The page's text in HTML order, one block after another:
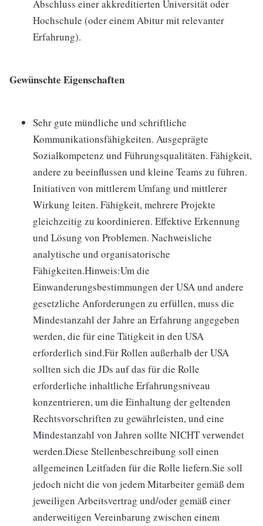
Abschluss einer akkreditierten Universität oder
Hochschule (oder einem Abitur mit relevanter
Erfahrung).
Gewünschte Eigenschaften
Sehr gute mündliche und schriftliche
Kommunikationsfähigkeiten. Ausgeprägte
Sozialkompetenz und Führungsqualitäten. Fähigkeit,
andere zu beeinflussen und kleine Teams zu führen.
Initiativen von mittlerem Umfang und mittlerer
Wirkung leiten. Fähigkeit, mehrere Projekte
gleichzeitig zu koordinieren. Effektive Erkennung
und Lösung von Problemen. Nachweisliche
analytische und organisatorische
Fähigkeiten.Hinweis:Um die
Einwanderungsbestimmungen der USA und andere
gesetzliche Anforderungen zu erfüllen, muss die
Mindestanzahl der Jahre an Erfahrung angegeben
werden, die für eine Tätigkeit in den USA
erforderlich sind.Für Rollen außerhalb der USA
sollten sich die JDs auf das für die Rolle
erforderliche inhaltliche Erfahrungsniveau
konzentrieren, um die Einhaltung der geltenden
Rechtsvorschriften zu gewährleisten, und eine
Mindestanzahl von Jahren sollte NICHT verwendet
werden.Diese Stellenbeschreibung soll einen
allgemeinen Leitfaden für die Rolle liefern.Sie soll
jedoch nicht die von jedem Mitarbeiter gemäß dem
jeweiligen Arbeitsvertrag und/oder gemäß einer
anderweitigen Vereinbarung zwischen einem